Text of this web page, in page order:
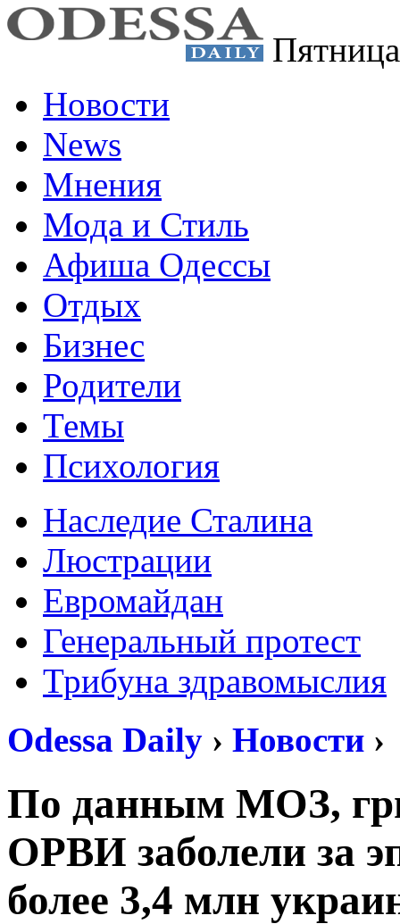
Новости
News
Мнения
Мода и Стиль
Афиша Одессы
Отдых
Бизнес
Родители
Темы
Психология
Наследие Сталина
Люстрации
Евромайдан
Генеральный протест
Трибуна здравомыслия
Odessa Daily › Новости ›
По данным МОЗ,
ОРВИ заболели за
более 3,4 млн